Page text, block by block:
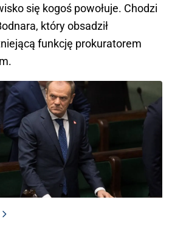
się kogoś powołuje. Chodzi
który obsadził
funkcję prokuratorem